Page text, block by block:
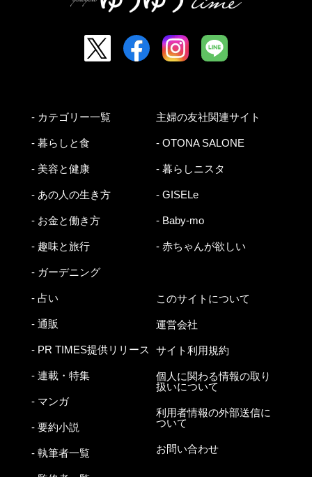
- カテゴリー一覧
- 暮らしと食
- 美容と健康
- あの人の生き方
- お金と働き方
- 趣味と旅行
- ガーデニング
- 占い
- 通販
- PR TIMES提供リリース
- 連載・特集
- マンガ
- 要約小説
- 執筆者一覧
主婦の友社関連サイト
- OTONA SALONE
- 暮らしニスタ
- GISELe
- Baby-mo
- 赤ちゃんが欲しい
このサイトについて
運営会社
サイト利用規約
個人に関わる情報の取り
扱いについて
利用者情報の外部送信に
ついて
お問い合わせ